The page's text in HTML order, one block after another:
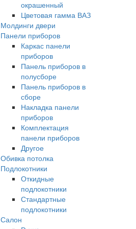
окрашенный
Цветовая гамма ВАЗ
Молдинги двери
Панели приборов
Каркас панели
приборов
Панель приборов в
полусборе
Панель приборов в
сборе
Накладка панели
приборов
Комплектация
панели приборов
Другое
Обивка потолка
Подлокотники
Откидные
подлокотники
Стандартные
подлокотники
Салон